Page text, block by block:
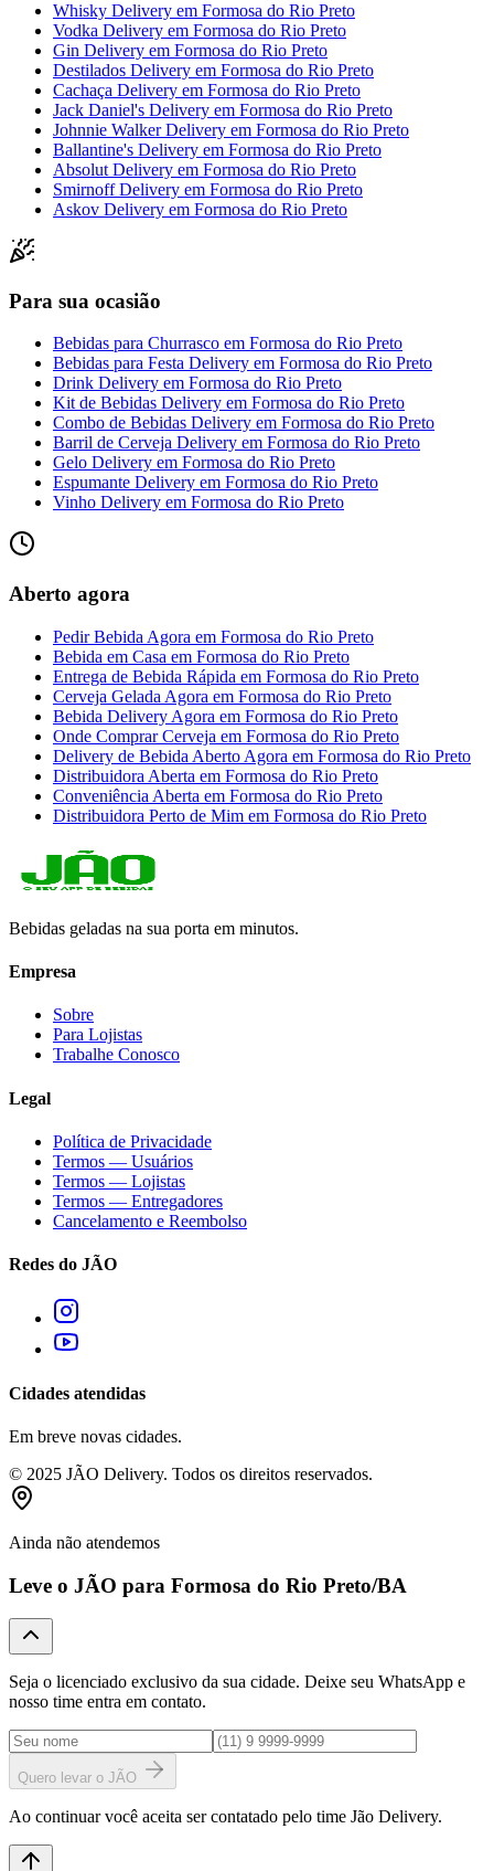
Whisky Delivery em Formosa do Rio Preto
Vodka Delivery em Formosa do Rio Preto
Gin Delivery em Formosa do Rio Preto
Destilados Delivery em Formosa do Rio Preto
Cachaça Delivery em Formosa do Rio Preto
Jack Daniel's Delivery em Formosa do Rio Preto
Johnnie Walker Delivery em Formosa do Rio Preto
Ballantine's Delivery em Formosa do Rio Preto
Absolut Delivery em Formosa do Rio Preto
Smirnoff Delivery em Formosa do Rio Preto
Askov Delivery em Formosa do Rio Preto
Para sua ocasião
Bebidas para Churrasco em Formosa do Rio Preto
Bebidas para Festa Delivery em Formosa do Rio Preto
Drink Delivery em Formosa do Rio Preto
Kit de Bebidas Delivery em Formosa do Rio Preto
Combo de Bebidas Delivery em Formosa do Rio Preto
Barril de Cerveja Delivery em Formosa do Rio Preto
Gelo Delivery em Formosa do Rio Preto
Espumante Delivery em Formosa do Rio Preto
Vinho Delivery em Formosa do Rio Preto
Aberto agora
Pedir Bebida Agora em Formosa do Rio Preto
Bebida em Casa em Formosa do Rio Preto
Entrega de Bebida Rápida em Formosa do Rio Preto
Cerveja Gelada Agora em Formosa do Rio Preto
Bebida Delivery Agora em Formosa do Rio Preto
Onde Comprar Cerveja em Formosa do Rio Preto
Delivery de Bebida Aberto Agora em Formosa do Rio Preto
Distribuidora Aberta em Formosa do Rio Preto
Conveniência Aberta em Formosa do Rio Preto
Distribuidora Perto de Mim em Formosa do Rio Preto
Bebidas geladas na sua porta em minutos.
Empresa
Sobre
Para Lojistas
Trabalhe Conosco
Legal
Política de Privacidade
Termos — Usuários
Termos — Lojistas
Termos — Entregadores
Cancelamento e Reembolso
Redes do JÃO
Cidades atendidas
Em breve novas cidades.
© 2025 JÃO Delivery. Todos os direitos reservados.
Ainda não atendemos
Leve o JÃO para Formosa do Rio Preto/BA
Seja o licenciado exclusivo da sua cidade. Deixe seu WhatsApp e
nosso time entra em contato.
Quero levar o JÃO
Ao continuar você aceita ser contatado pelo time Jão Delivery.